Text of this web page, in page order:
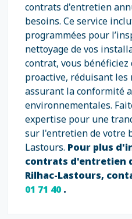
contrats d'entretien
besoins. Ce service
programmées pour
nettoyage de vos
contrat, vous bénéficiez
proactive, réduisant les
assurant la conformité
environnementales.
expertise pour une
sur l'entretien de votre
Lastours. Pour plus
contrats d'entretien
Rilhac-Lastours,
01 71 40.